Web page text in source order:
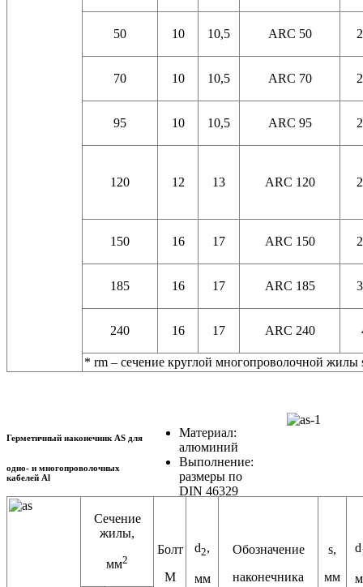
50 10 10,5 ARC 50
70 10 10,5 ARC 70
95 10 10,5 ARC 95
120 12 13 ARC 120
150 16 17 ARC 150
185 16 17 ARC 185
240 16 17 ARC 240
* rm – сечение круглой многопроволочной
Герметичный наконечник AS для
одно- и многопроволочных
кабелей Al
Материал:
алюминий
Выполнение:
размеры по
DIN 46329
Сечение
жилы,
мм2
Болт
М
d2,
мм
Обозначение
наконечника
s,
мм
d